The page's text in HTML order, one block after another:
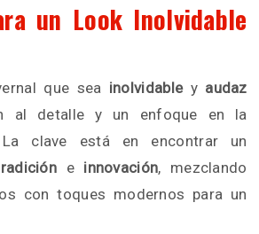
un Look Inolvidable
que sea inolvidabley audaz
al detalle y un enfoque en la
clave está en encontrar un
e innovación, mezclando
con toques modernos para un